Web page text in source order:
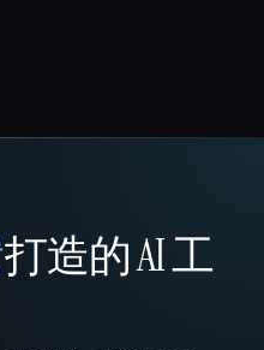
打造的 AI 工